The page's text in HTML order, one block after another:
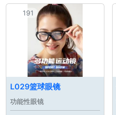
191
L029篮球眼镜
功能性眼镜